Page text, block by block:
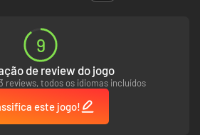
9
de review do jogo
reviews, todos os idiomas incluídos
este jogo!